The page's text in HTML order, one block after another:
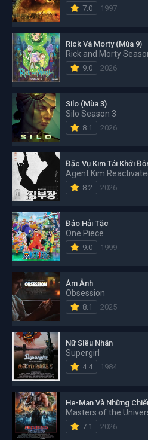
7.0 1997
Rick Và Morty (Mùa 9)
Rick and Morty
9.0 2026
Silo (Mùa 3)
Silo Season 3
8.1 2026
Đặc Vụ Kim Tái Khởi
Agent Kim
8.2 2026
Đảo Hải Tặc
One Piece
9.0 1999
Ám Ảnh
Obsession
8.1 2025
Nữ Siêu Nhân
Supergirl
4.4 1984
He-Man Và Những
Masters of the
7.1 2026